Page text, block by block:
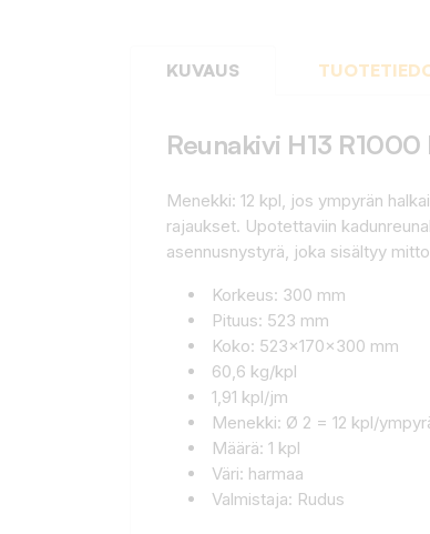
KUVAUS
Reunakivi H13
Menekki: 12 kpl, jos ympyrän
rajaukset. Upotettaviin
asennusnystyrä, joka sisältyy
Korkeus: 300 mm
Pituus: 523 mm
Koko: 523x170x300 mm
60,6 kg/kpl
1,91 kpl/jm
Menekki: Ø 2 = 12 kpl/
Määrä: 1 kpl
Väri: harmaa
Valmistaja: Rudus